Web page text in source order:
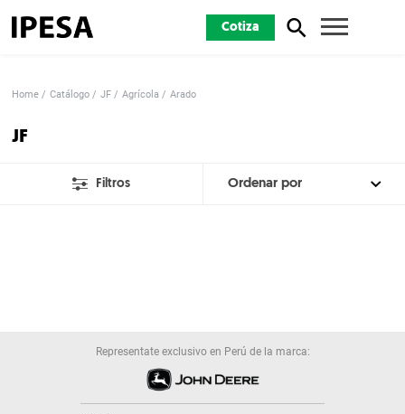
Cotiza
Home Catálogo JF Agrícola Arado
JF
Filtros
Representate exclusivo en Perú de la marca: